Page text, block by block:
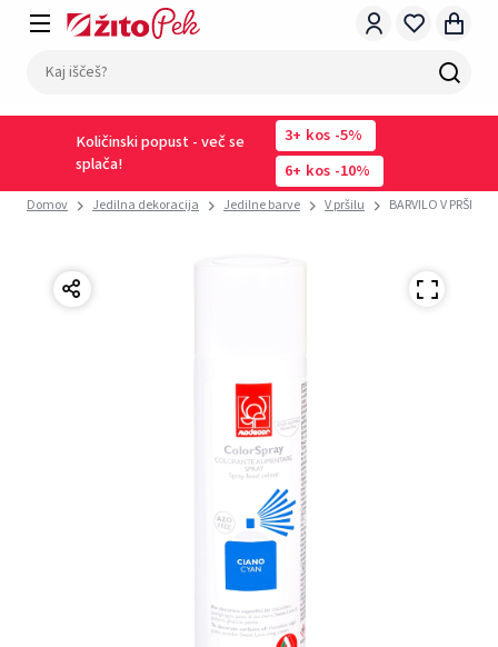
Količinski popust - več se
splača!
3 kos -5%
6
kos -10%
Domov Jedilna dekoracija Jedilne barve V pršilu BARVILO V PRŠILU